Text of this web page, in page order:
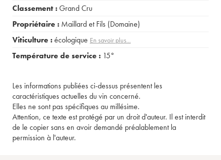
Classement :Grand Cru
Propriétaire : Maillard et Fils (Domaine)
Viticulture :écologique En savoir plus...
Température de service : 15°
Les informations publiées ci-dessus présentent les
caractéristiques actuelles du vin concerné.
Elles ne sont pas spécifiques au millésime.
Attention, ce texte est protégé par un droit d'auteur. Il est interdit
de le copier sans en avoir demandé préalablement la
permission à l'auteur.